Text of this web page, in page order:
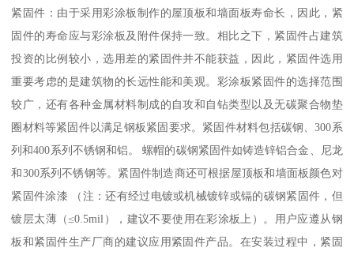
紧固件：由于采用彩涂板制作的屋顶板和墙面板寿命长，因此，紧
固件的寿命应与彩涂板及附件保持一致。相比之下，紧固件占建筑
投资的比例较小，选用差的紧固件并不能获益，因此，紧固件选用
重要考虑的是建筑物的长远性能和美观。彩涂板紧固件的选择范围
较广，还有各种金属材料制成的自攻和自钻类型以及无碳聚合物垫
圈材料等紧固件以满足钢板紧固要求。紧固件材料包括碳钢、300系
列和400系列不锈钢和铝。 螺帽的碳钢紧固件如铸造锌铝合金、尼龙
和300系列不锈钢等。紧固件制造商还可根据屋顶板和墙面板颜色对
紧固件涂漆 （注：还有经过电镀或机械镀锌或镉的碳钢紧固件，但
镀层太薄（≤0.5mil），建议不要使用在彩涂板上）。用户应遵从钢
板和紧固件生产厂商的建议应用紧固件产品。在安装过程中，紧固